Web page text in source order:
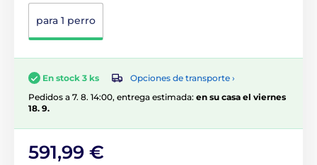
para 1 perro
En stock 3 ks
Opciones de transporte ›
Pedidos a 7. 8. 14:00, entrega estimada: en su casa el viernes
18. 9.
591,99 €